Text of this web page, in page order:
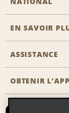
Passer une
Solutions
EN SAVOIR
Carrière
ASSISTANCE
Accessibilité
Nous
OBTENIR